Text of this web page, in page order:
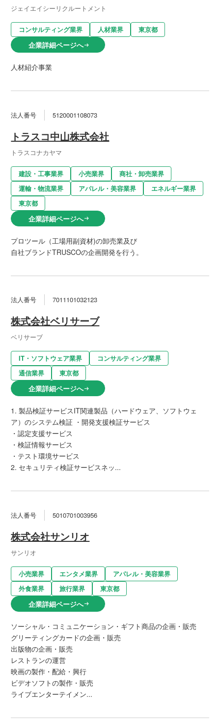
ジェイエイシーリクルートメント
コンサルティング業界 人材業界 東京都
企業詳細ページへarrow_right_alt
人材紹介事業
法人番号 5120001108073
トラスコ中山株式会社
トラスコナカヤマ
建設・工事業界 小売業界
商社・卸売業界
運輸・物流業界
アパレル・美容業界
エネルギー業界
東京都
企業詳細ページへarrow_right_alt
プロツール（工場用副資材)の卸売業及び
自社ブランドTRUSCOの企画開発を行う。
法人番号 7011101032123
株式会社ベリサーブ
ベリサーブ
IT・ソフトウェア業界
コンサルティング業界
通信業界
東京都
企業詳細ページへarrow_right_alt
1. 製品検証サービスIT関連製品（ハードウェア、ソフトウェ
ア）のシステム検証 ・開発支援検証サービス
・認定支援サービス
・検証情報サービス
・テスト環境サービス
2. セキュリティ検証サービスネッ...
法人番号 5010701003956
株式会社サンリオ
サンリオ
小売業界 エンタメ業界
アパレル・美容業界
外食業界
旅行業界 東京都
企業詳細ページへarrow_right_alt
ソーシャル・コミュニケーション・ギフト商品の企画・販売
グリーティングカードの企画・販売
出版物の企画・販売
レストランの運営
映画の製作・配給・興行
ビデオソフトの製作・販売
ライブエンターテイメン...